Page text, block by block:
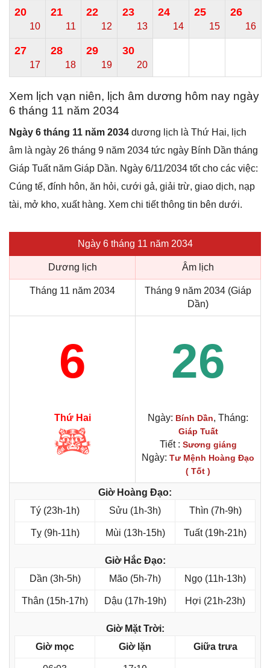
20
10
21
11
22
12
23
13
24
14
25
15
26
16
27
17
28
18
29
19
30
20
Xem lịch vạn niên, lịch âm dương hôm nay ngày
6 tháng 11 năm 2034
Ngày 6 tháng 11 năm 2034 dương lịch là Thứ Hai, lịch
âm là ngày 26 tháng 9 năm 2034 tức ngày Bính Dần tháng
Giáp Tuất năm Giáp Dần. Ngày 6/11/2034 tốt cho các việc:
Cúng tế, đính hôn, ăn hỏi, cưới gả, giải trừ, giao dịch, nạp
tài, mở kho, xuất hàng. Xem chi tiết thông tin bên dưới.
Ngày 6 tháng 11 năm 2034
Dương lịch Âm lịch
Tháng 11 năm 2034
Tháng 9 năm 2034 (Giáp
Dần)
6 26
Thứ Hai Ngày: Bính Dần, Tháng:
Giáp Tuất
Tiết : Sương giáng
Ngày: Tư Mệnh Hoàng Đạo
( Tốt )
Giờ Hoàng Đạo:
Tý (23h-1h)
Sửu (1h-3h) Thìn (7h-9h)
Tỵ (9h-11h) Mùi (13h-15h) Tuất (19h-21h)
Giờ Hắc Đạo:
Dần (3h-5h)
Mão (5h-7h) Ngọ (11h-13h)
Thân (15h-17h) Dậu (17h-19h) Hợi (21h-23h)
Giờ Mặt Trời:
Giờ mọc
Giờ lặn Giữa trưa